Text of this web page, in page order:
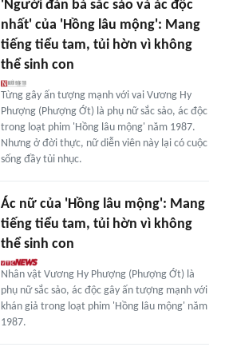
'Người đàn bà sắc sảo và ác độc
nhất' của 'Hồng lâu mộng': Mang
tiếng tiểu tam, tủi hờn vì không
thể sinh con
Từng gây ấn tượng mạnh với vai Vương Hy
Phượng (Phượng Ớt) là phụ nữ sắc sảo, ác độc
trong loạt phim 'Hồng lâu mộng' năm 1987.
Nhưng ở đời thực, nữ diễn viên này lại có cuộc
sống đầy tủi nhục.
Ác nữ của 'Hồng lâu mộng': Mang
tiếng tiểu tam, tủi hờn vì không
thể sinh con
Nhân vật Vương Hy Phượng (Phượng Ớt) là
phụ nữ sắc sảo, ác độc gây ấn tượng mạnh với
khán giả trong loạt phim 'Hồng lâu mộng' năm
1987.